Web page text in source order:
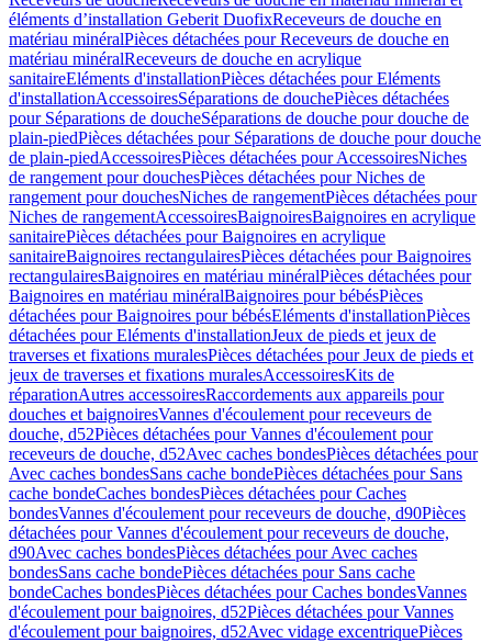
éléments d’installation Geberit DuofixReceveurs de douche en
matériau minéralPièces détachées pour Receveurs de douche en
matériau minéralReceveurs de douche en acrylique
sanitaireEléments d'installationPièces détachées pour Eléments
d'installationAccessoiresSéparations de douchePièces détachées
pour Séparations de doucheSéparations de douche pour douche de
plain-piedPièces détachées pour Séparations de douche pour douche
de plain-piedAccessoiresPièces détachées pour AccessoiresNiches
de rangement pour douchesPièces détachées pour Niches de
rangement pour douchesNiches de rangementPièces détachées pour
Niches de rangementAccessoiresBaignoiresBaignoires en acrylique
sanitairePièces détachées pour Baignoires en acrylique
sanitaireBaignoires rectangulairesPièces détachées pour Baignoires
rectangulairesBaignoires en matériau minéralPièces détachées pour
Baignoires en matériau minéralBaignoires pour bébésPièces
détachées pour Baignoires pour bébésEléments d'installationPièces
détachées pour Eléments d'installationJeux de pieds et jeux de
traverses et fixations muralesPièces détachées pour Jeux de pieds et
jeux de traverses et fixations muralesAccessoiresKits de
réparationAutres accessoiresRaccordements aux appareils pour
douches et baignoiresVannes d'écoulement pour receveurs de
douche, d52Pièces détachées pour Vannes d'écoulement pour
receveurs de douche, d52Avec caches bondesPièces détachées pour
Avec caches bondesSans cache bondePièces détachées pour Sans
cache bondeCaches bondesPièces détachées pour Caches
bondesVannes d'écoulement pour receveurs de douche, d90Pièces
détachées pour Vannes d'écoulement pour receveurs de douche,
d90Avec caches bondesPièces détachées pour Avec caches
bondesSans cache bondePièces détachées pour Sans cache
bondeCaches bondesPièces détachées pour Caches bondesVannes
d'écoulement pour baignoires, d52Pièces détachées pour Vannes
d'écoulement pour baignoires, d52Avec vidage excentriquePièces